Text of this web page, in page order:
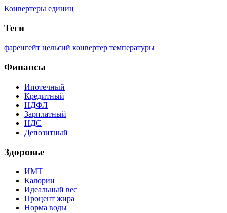
Конвертеры единиц
Теги
фаренгейт цельсий конвертер температуры
Финансы
Ипотечный
Кредитный
НДФЛ
Зарплатный
НДС
Депозитный
Здоровье
ИМТ
Калории
Идеальный вес
Процент жира
Норма воды